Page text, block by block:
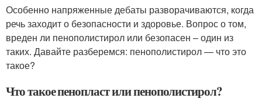
Особенно напряженные дебаты разворачиваются, когда
речь заходит о безопасности и здоровье. Вопрос о том,
вреден ли пенополистирол или безопасен – один из
таких. Давайте разберемся: пенополистирол — что это
такое?
Что такое пенопласт или пенополистирол?